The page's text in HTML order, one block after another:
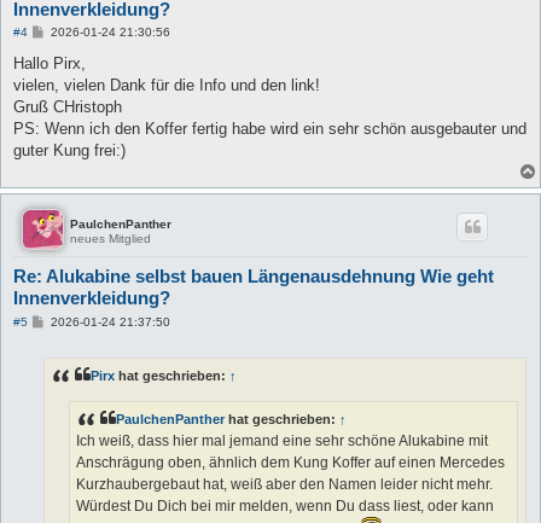
Innenverkleidung?
#4
B
i
r
a
2026-01-24 21:30:56
Hallo Pirx,
vielen, vielen Dank für die Info und den link!
Gruß CHristoph
PS: Wenn ich den Koffer fertig habe wird ein sehr schön ausgebauter und
guter Kung frei:)
PaulchenPanther
neues Mitglied
Re: Alukabine selbst bauen Längenausdehnung Wie geht
Innenverkleidung?
#5
B2026-01-24 21:37:50
Pirx hat geschrieben: ↑
PaulchenPantherhat geschrieben: ↑
Ich weiß, dass hier mal jemand eine sehr schöne Alukabine mit
Anschrägung oben, ähnlich dem Kung Koffer auf einen Mercedes
Kurzhaubergebaut hat, weiß aber den Namen leider nicht mehr.
Würdest Du Dich bei mir melden, wenn Du dass liest, oder kann